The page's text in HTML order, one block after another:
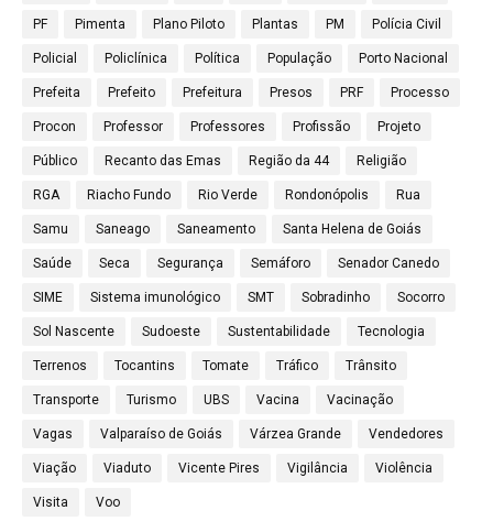
PF Pimenta Plano Piloto Plantas PM Polícia Civil
Policial Policlínica Política População Porto Nacional
Prefeita Prefeito Prefeitura Presos PRF Processo
Procon Professor Professores Profissão Projeto
Público Recanto das Emas Região da 44 Religião
RGA Riacho Fundo Rio Verde Rondonópolis Rua
Samu Saneago Saneamento Santa Helena de Goiás
Saúde Seca Segurança Semáforo Senador Canedo
SIME Sistema imunológico SMT Sobradinho Socorro
Sol Nascente Sudoeste Sustentabilidade Tecnologia
Terrenos Tocantins Tomate Tráfico Trânsito
Transporte Turismo UBS Vacina Vacinação
Vagas Valparaíso de Goiás Várzea Grande Vendedores
Viação Viaduto Vicente Pires Vigilância Violência
Visita Voo